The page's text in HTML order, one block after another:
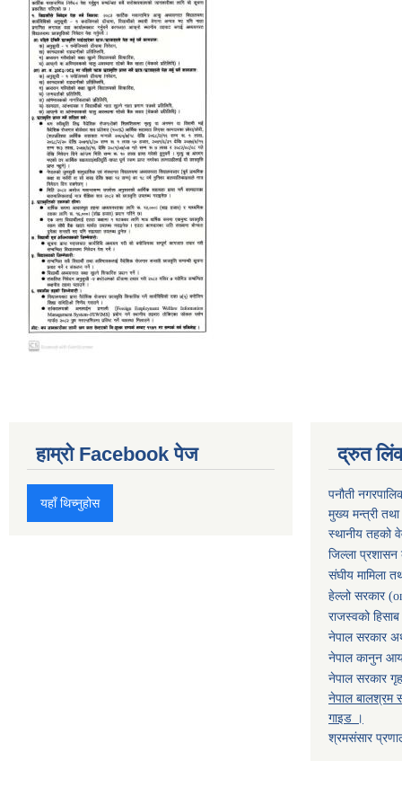
हाम्रो Facebook पेज
यहाँ थिच्नुहोस
द्रुत
पनौती
मुख्य मन्त्री तथा
स्थानीय तहको
जिल्ला प्रशासन
संघीय मामिला
हेल्लो सरकार
राजस्वको हिसाब
नेपाल सरकार
नेपाल कानुन
नेपाल सरकार
नेपाल बालश्रम
गाइड ।
श्रमसंसार